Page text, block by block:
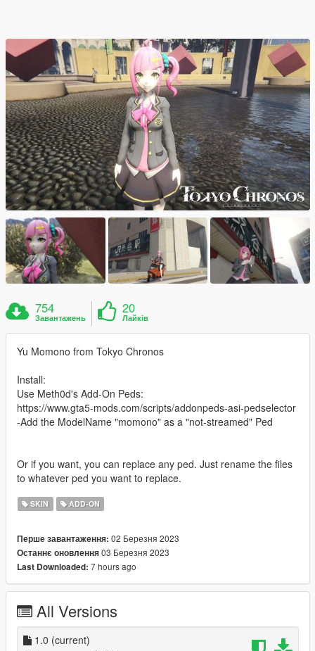
754
Завантажень
20
Лайків
Yu Momono from Tokyo Chronos
Install:
Use Meth0d's Add-On Peds:
https://www.gta5-mods.com/scripts/addonpeds-asi-pedselector
-Add the ModelName "momono" as a "not-streamed" Ped
Or if you want, you can replace any ped. Just rename the files
to whatever ped you want to replace.
SKIN ADD-ON
Перше завантаження: 02 Березня 2023
Останнє оновлення03 Березня 2023
Last Downloaded: 7 hours ago
All Versions
1.0 (current)